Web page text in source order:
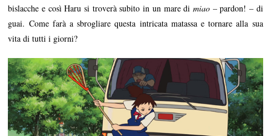
bislacche e così Haru si troverà subito in un mare di miao– pardon! – di
guai. Come farà a sbrogliare questa intricata matassa e tornare alla sua
vita di tutti i giorni?